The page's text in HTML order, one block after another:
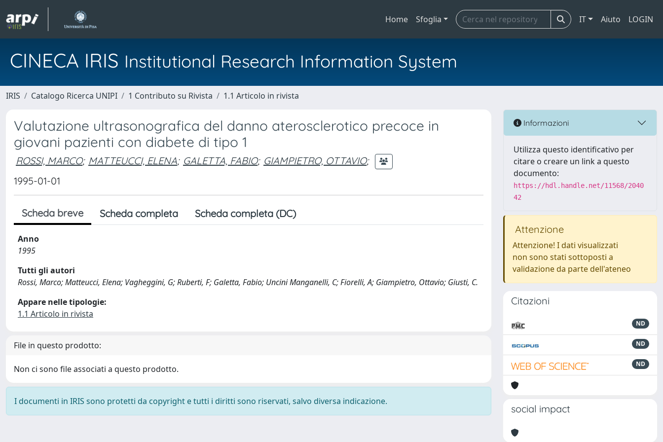
Home Sfoglia IT Aiuto LOGIN
CINECA IRIS Institutional Research Information System
IRIS Catalogo Ricerca UNIPI 1 Contributo su Rivista 1.1 Articolo in rivista
Valutazione ultrasonografica del danno aterosclerotico precoce in
giovani pazienti con diabete di tipo 1
ROSSI, MARCO; MATTEUCCI, ELENA; GALETTA, FABIO; GIAMPIETRO, OTTAVIO;
1995-01-01
Scheda breve Scheda completa Scheda completa (DC)
Anno
1995
Tutti gli autori
Rossi, Marco; Matteucci, Elena; Vagheggini, G; Ruberti, F; Galetta, Fabio; Uncini Manganelli, C; Fiorelli, A; Giampietro, Ottavio; Giusti, C.
Appare nelle tipologie:
1.1 Articolo in rivista
File in questo prodotto:
Non ci sono file associati a questo prodotto.
I documenti in IRIS sono protetti da copyright e tutti i diritti sono riservati, salvo diversa indicazione.
Informazioni
Utilizza questo identificativo per
citare o creare un link a questo
documento:
https://hdl.handle.net/11568/2040
42
Attenzione
Attenzione! I dati visualizzati
non sono stati sottoposti a
validazione da parte dell'ateneo
Citazioni
ND
ND
ND
social impact